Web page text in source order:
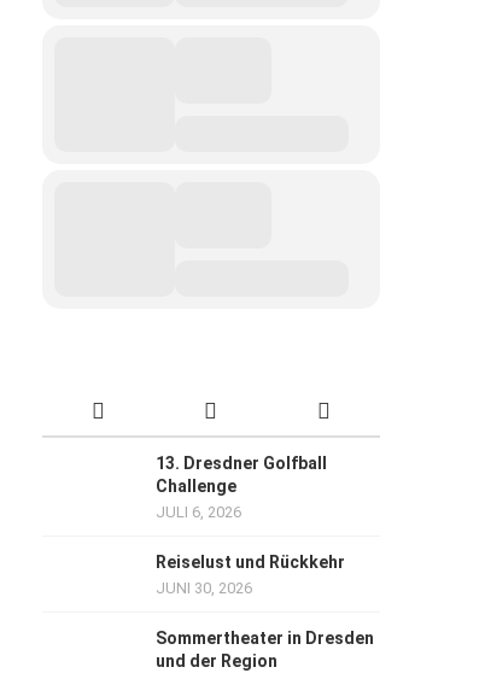
13. Dresdner Golfball
Challenge
JULI 6, 2026
Reiselust und Rückkehr
JUNI 30, 2026
Sommertheater in Dresden
und der Region